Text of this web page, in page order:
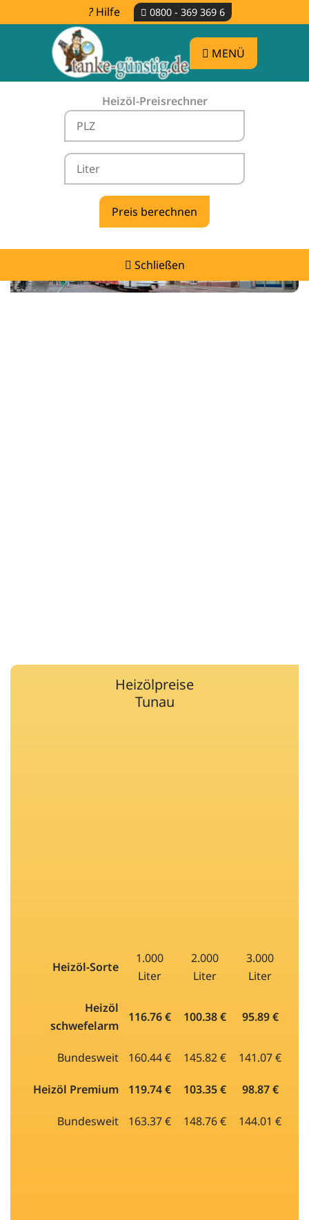
Hilfe 0800 - 369 369 6
MENÜ
Heizöl-Preisrechner
Schließen
Heizölpreise Tunau -
vergleichen & günstig tanken
Heizölpreise
Tunau
Heizöl-Sorte
1.000
Liter
2.000
Liter
3.000
Liter
Heizöl
schwefelarm
116.76 € 100.38 € 95.89 €
Bundesweit 160.44 € 145.82 € 141.07 €
Heizöl Premium 119.74 € 103.35 € 98.87 €
Bundesweit 163.37 € 148.76 € 144.01 €